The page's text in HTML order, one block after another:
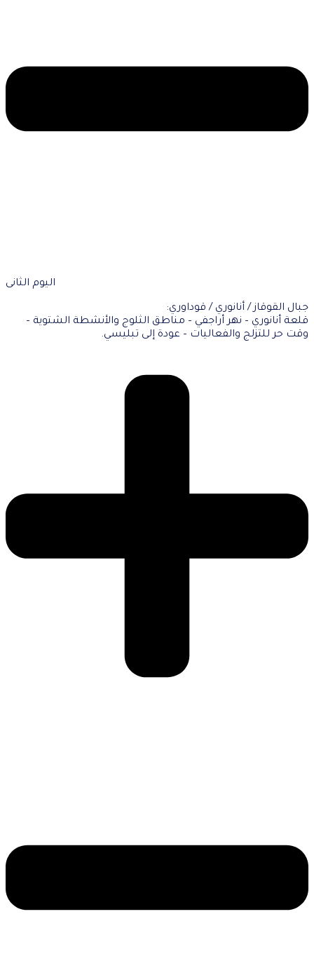
اليوم الثانى
جبال القوقاز / أنانوري / قوداوري:
قلعة أنانوري – نهر أراجفي – مناطق الثلوج والأنشطة الشتوية –
وقت حر للتزلج والفعاليات – عودة إلى تبليسي.